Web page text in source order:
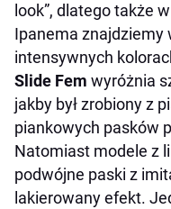
look”, dlatego także
Ipanema znajdziemy
intensywnych
Slide Fem wyróżnia
jakby był zrobiony z
piankowych pasków
Natomiast modele z
podwójne paski z
lakierowany efekt.